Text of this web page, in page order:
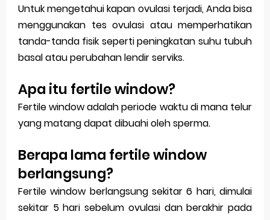
Untuk mengetahui kapan ovulasi terjadi, Anda bisa
menggunakan tes ovulasi atau memperhatikan
tanda-tanda fisik seperti peningkatan suhu tubuh
basal atau perubahan lendir serviks.
Apa itu fertile window?
Fertile window adalah periode waktu di mana telur
yang matang dapat dibuahi oleh sperma.
Berapa lama fertile window
berlangsung?
Fertile window berlangsung sekitar 6 hari, dimulai
sekitar 5 hari sebelum ovulasi dan berakhir pada